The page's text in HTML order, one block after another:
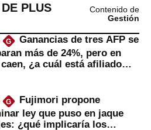
PLUS
Contenido de
Gestión
G
Ganancias de tres AFP se
más de 24%, pero en
¿a cuál está afiliado
G
Fujimori propone
ley que puso en jaque
¿qué implicaría los